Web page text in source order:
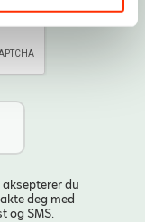
aksepterer du
deg med
og SMS.